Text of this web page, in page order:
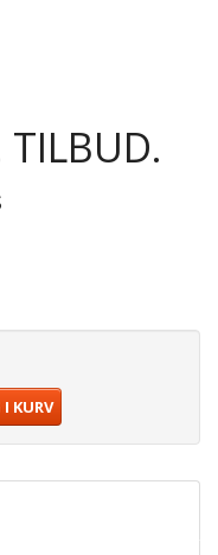
KURV